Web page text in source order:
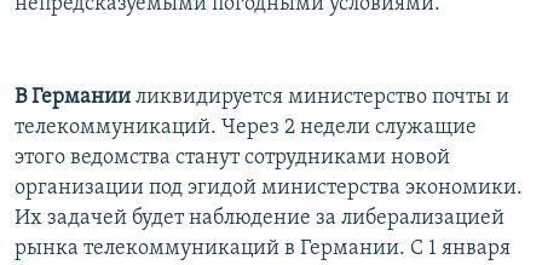
В Германии ликвидируется министерство почты и
телекоммуникаций. Через 2 недели служащие
этого ведомства станут сотрудниками новой
организации под эгидой министерства экономики.
Их задачей будет наблюдение за либерализацией
рынка телекоммуникаций в Германии. С 1 января